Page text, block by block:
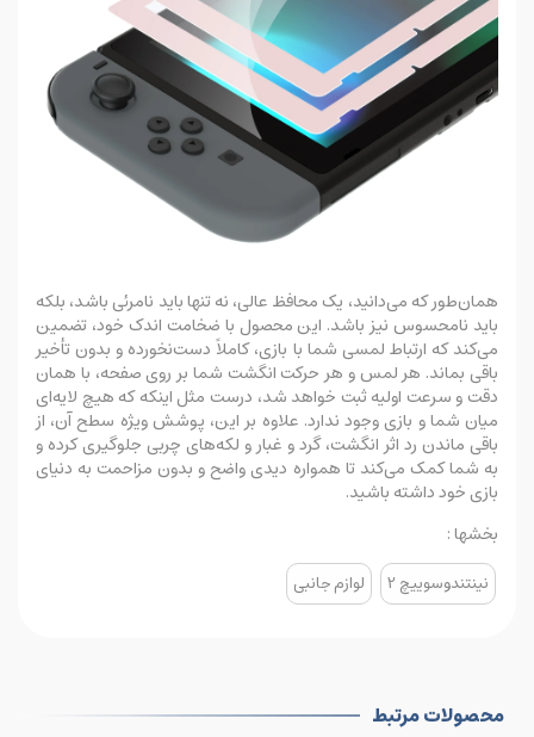
همان‌طور که می‌دانید، یک محافظ عالی، نه تنها باید نامرئی باشد، بلکه
باید نامحسوس نیز باشد. این محصول با ضخامت اندک خود، تضمین
می‌کند که ارتباط لمسی شما با بازی، کاملاً دست‌نخورده و بدون تأخیر
باقی بماند. هر لمس و هر حرکت انگشت شما بر روی صفحه، با همان
دقت و سرعت اولیه ثبت خواهد شد، درست مثل اینکه که هیچ لایه‌ای
میان شما و بازی وجود ندارد. علاوه بر این، پوشش ویژه سطح آن، از
باقی ماندن رد اثر انگشت، گرد و غبار و لکه‌های چربی جلوگیری کرده و
به شما کمک می‌کند تا همواره دیدی واضح و بدون مزاحمت به دنیای
بازی خود داشته باشید.
بخشها :
نینتندوسوییچ 2 لوازم جانبی
محصولات مرتبط